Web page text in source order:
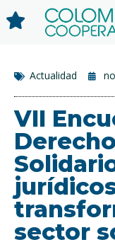
Actualidad
VII
sector